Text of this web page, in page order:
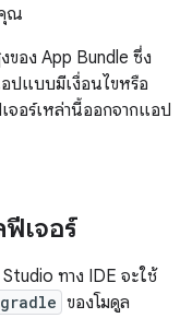
ณ
ของ App Bundle ซึ่ง
อปแบบมีเงื่อนไขหรือ
จอร์เหล่านี้ออกจากแอป
เจอร์
ทาง IDE จะใช้
ของโมดูล